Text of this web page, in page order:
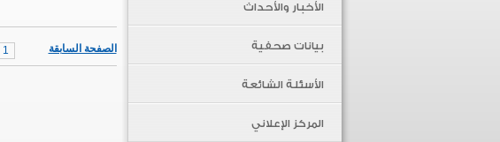
الأخبار والأحداث
بيانات صحفية
الأسئلة الشائعة
المركز الإعلاني
1 الصفحة السابقة